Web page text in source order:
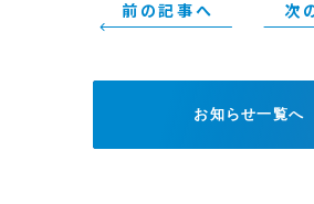
前の記事へ
お知らせ一覧へ
次